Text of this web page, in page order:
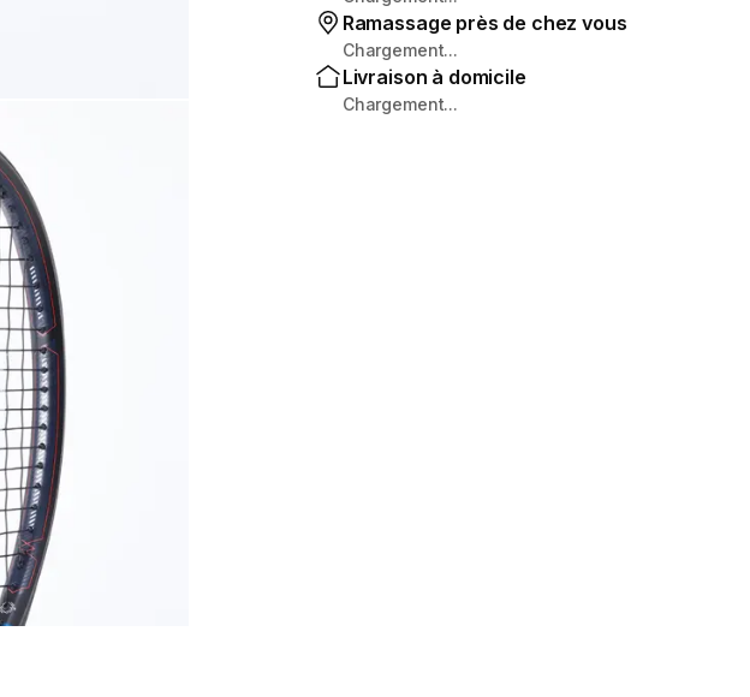
Ramassage près de chez vous
Chargement...
Livraison à domicile
Chargement...